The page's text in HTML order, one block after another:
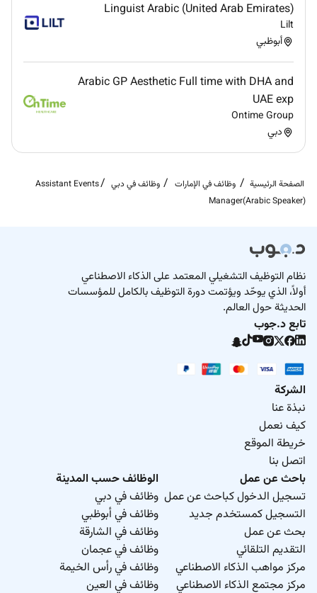
Linguist Arabic (United Arab Emirates)
Lilt
أبوظبي
Arabic GP Aesthetic Full time with DHA and
UAE exp
Ontime Group
دبي
الصفحة الرئيسية وظائف في الإمارات وظائف في دبي
Assistant Events
Manager(Arabic Speaker)
نظام التوظيف التشغيلي المعتمد على الذكاء الاصطناعي
أولاً، الذي يوحّد ويؤتمت دورة التوظيف بالكامل للمؤسسات
الحديثة حول العالم.
تابع د.جوب
الشركة
نبذة عنا
كيف نعمل
خريطة الموقع
اتصل بنا
باحث عن عمل
تسجيل الدخول كباحث عن عمل
التسجيل كمستخدم جديد
بحث عن عمل
التقديم التلقائي
مركز مواهب الذكاء الاصطناعي
مركز مجتمع الذكاء الاصطناعي
الوظائف حسب المدينة
وظائف في دبي
وظائف في أبوظبي
وظائف في الشارقة
وظائف في عجمان
وظائف في رأس الخيمة
وظائف في العين